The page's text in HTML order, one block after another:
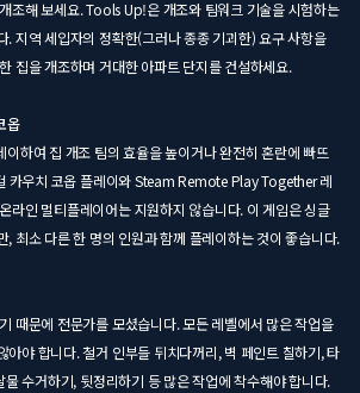
조해 보세요. Tools Up!은 개조와 팀워크 기술을 시험하는
. 지역 세입자의 정확한(그러나 종종 기괴한) 요구 사항을
집을 개조하며 거대한 아파트 단지를 건설하세요.
옵
이하여 집 개조 팀의 효율을 높이거나 완전히 혼란에 빠뜨
카우치 코옵 플레이와 Steam Remote Play Together 레
라인 멀티플레이어는 지원하지 않습니다. 이 게임은 싱글
, 최소 다른 한 명의 인원과 함께 플레이하는 것이 좋습니다.
때문에 전문가를 모셨습니다. 모든 레벨에서 많은 작업을
아야 합니다. 철거 인부들 뒤치다꺼리, 벽 페인트 칠하기, 타
수거하기, 뒷정리하기 등 많은 작업에 착수해야 합니다.